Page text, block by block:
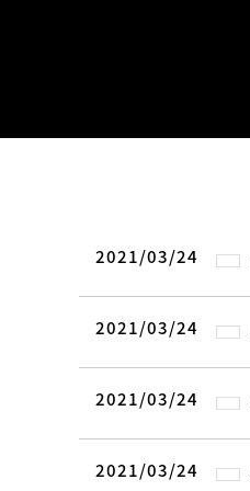
2021/03/24
2021/03/24
2021/03/24
2021/03/24